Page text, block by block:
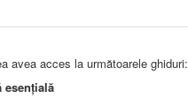
avea acces la următoarele ghiduri:
esențială